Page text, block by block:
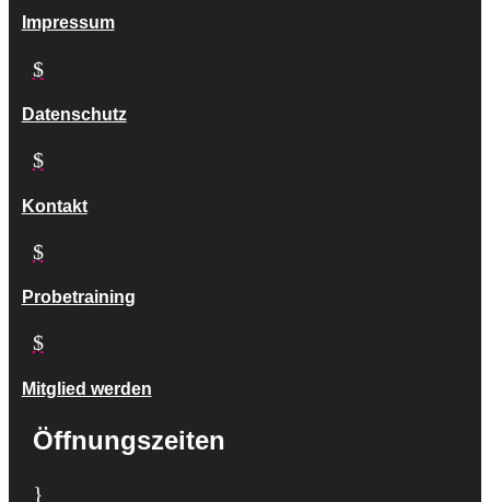
Impressum
$
Datenschutz
$
Kontakt
$
Probetraining
$
Mitglied werden
Öffnungszeiten
}